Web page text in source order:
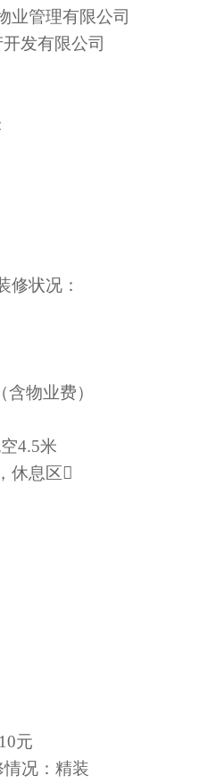
业管理有限公司
发有限公司
修状况：
物业费）
4.5米
息区
元
况：精装